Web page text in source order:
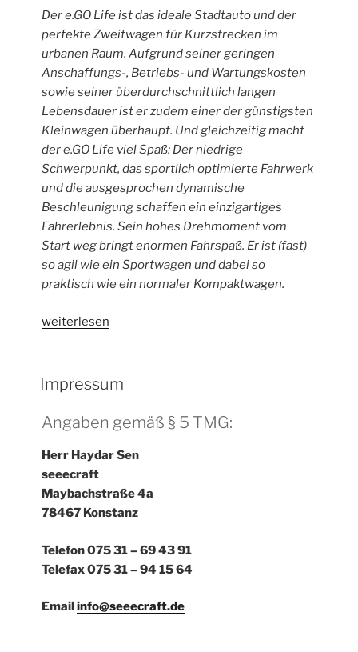
Der e.GO Life ist das ideale Stadtauto und der
perfekte Zweitwagen für Kurzstrecken im
urbanen Raum. Aufgrund seiner geringen
Anschaffungs-, Betriebs- und Wartungskosten
sowie seiner überdurchschnittlich langen
Lebensdauer ist er zudem einer der günstigsten
Kleinwagen überhaupt. Und gleichzeitig macht
der e.GO Life viel Spaß: Der niedrige
Schwerpunkt, das sportlich optimierte Fahrwerk
und die ausgesprochen dynamische
Beschleunigung schaffen ein einzigartiges
Fahrerlebnis. Sein hohes Drehmoment vom
Start weg bringt enormen Fahrspaß. Er ist (fast)
so agil wie ein Sportwagen und dabei so
praktisch wie ein normaler Kompaktwagen.
„e.GO
weiterlesen
Impressum
Angaben gemäß § 5 TMG:
Herr Haydar Sen
seeecraft
Maybachstraße 4a
78467 Konstanz
Telefon 075 31 – 69 43 91
Telefax 075 31 – 94 15 64
Emailinfo@seeecraft.de